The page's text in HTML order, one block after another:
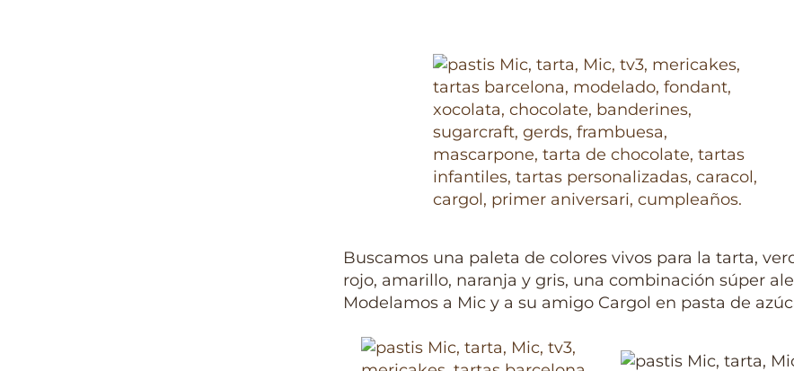
Buscamos una paleta de colores vivos para la tarta,
rojo, amarillo, naranja y gris, una combinación súper
Modelamos a Mic y a su amigo Cargol en pasta de